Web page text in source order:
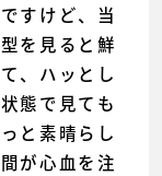
すけど、当
を見ると鮮
、ハッとし
態で見ても
と素晴らし
が心血を注